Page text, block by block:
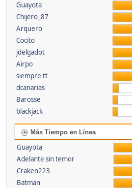
Guayota
Chijero_87
Arquero
Cocito
jdelgadot
Airpo
siempre tt
dcanarias
Barosse
blackjack
Más Tiempo en Línea
Guayota
Adelante sin temor
Craken223
Batman